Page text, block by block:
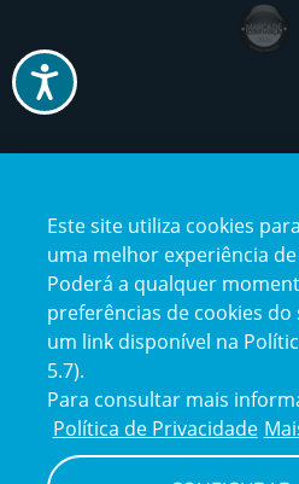
Acessibilidade
award4
Reclamações
e
elogios
Este site utiliza cookies
uma melhor experiência
Poderá a qualquer
preferências de cookies do
um link disponível na
5.7).
Para consultar mais
Política de Privacidade